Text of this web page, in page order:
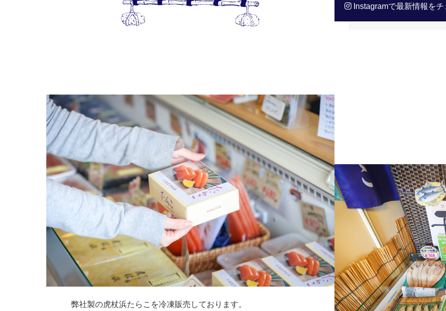
Instagramで最新情報を
弊社製の虎杖浜たらこを冷凍販売しております。